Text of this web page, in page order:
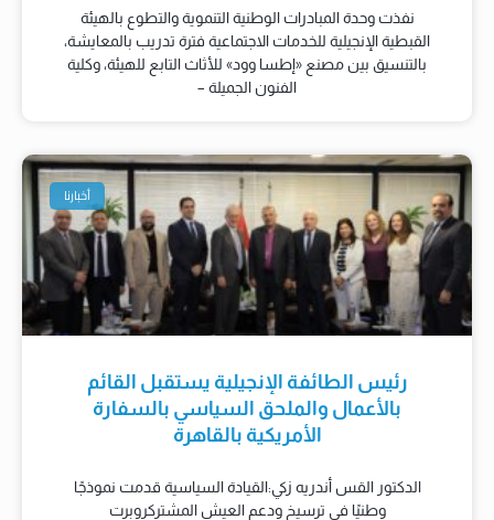
نفذت وحدة المبادرات الوطنية التنموية والتطوع بالهيئة
القبطية الإنجيلية للخدمات الاجتماعية فترة تدريب بالمعايشة،
بالتنسيق بين مصنع «إطسا وود» للأثاث التابع للهيئة، وكلية
الفنون الجميلة –
أخبارنا
رئيس الطائفة الإنجيلية يستقبل القائم
بالأعمال والملحق السياسي بالسفارة
الأمريكية بالقاهرة
الدكتور القس أندريه زكي:القيادة السياسية قدمت نموذجًا
وطنيًا في ترسيخ ودعم العيش المشتركروبرت